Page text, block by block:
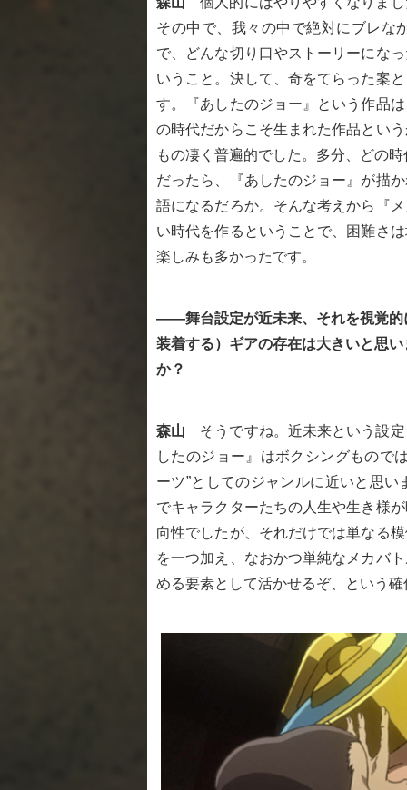
その中で、我々の中で絶対にブレな
で、どんな切り口やストーリーにな
いうこと。決して、奇をてらった案
す。『あしたのジョー』という作品
の時代だからこそ生まれた作品とい
もの凄く普遍的でした。多分、どの
だったら、『あしたのジョー』が描
語になるだろか。そんな考えから『
い時代を作るということで、困難さ
楽しみも多かったです。
――舞台設定が近未来、それを視覚的
装着する）ギアの存在は大きいと思
か？
森山
そうですね。近未来という設
したのジョー』はボクシングもので
ーツ”としてのジャンルに近いと思
でキャラクターたちの人生や生き様
向性でしたが、それだけでは単なる
を一つ加え、なおかつ単純なメカバ
める要素として活かせるぞ、という